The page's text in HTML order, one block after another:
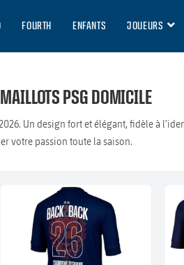
FOURTH ENFANTS JOUEURS
MAILLOTS PSG DOMICILE
Un design fort et élégant, fidèle à
votre passion toute la saison.